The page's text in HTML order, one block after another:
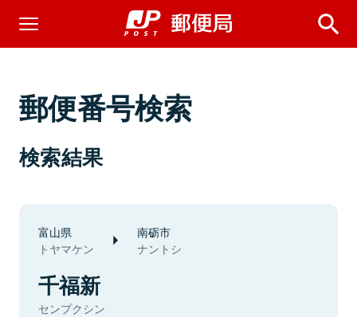
郵便番号検索
検索結果
富山県
トヤマケン
南砺市
ナントシ
千福新
センプクシン